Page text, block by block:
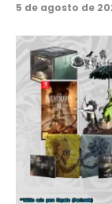
5 de agosto de